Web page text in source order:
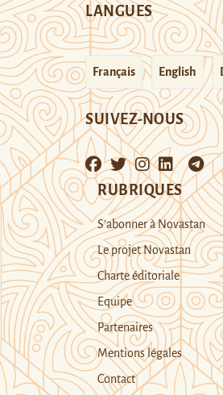
LANGUES
Français English
SUIVEZ-NOUS
RUBRIQUES
S’abonner à Novastan
Le projet Novastan
Charte éditoriale
Equipe
Partenaires
Mentions légales
Contact